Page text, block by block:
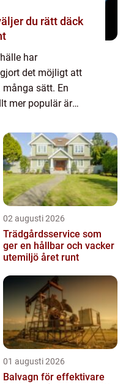
har
det möjligt att
sätt. En
mer populär är
02 augusti 2026
Trädgårdsservice som
ger en hållbar och vacker
utemiljö året runt
01 augusti 2026
Balvagn för effektivare